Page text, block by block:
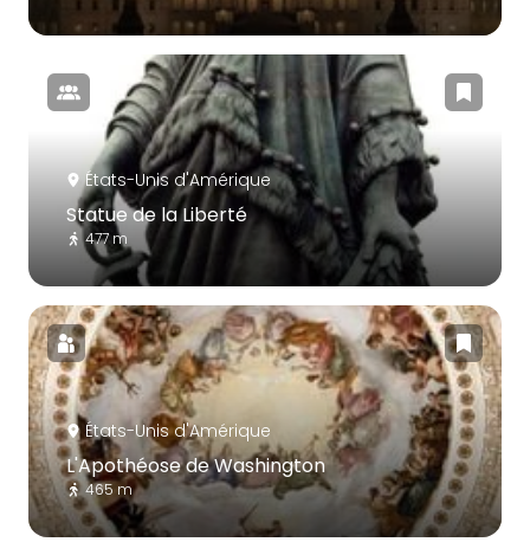
États-Unis d'Amérique
Statue de la Liberté
477 m
États-Unis d'Amérique
L'Apothéose de Washington
465 m